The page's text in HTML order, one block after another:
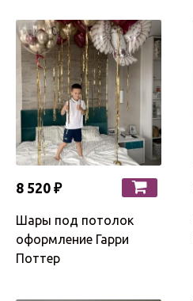
8 520 ₽
Шары под потолок
оформление Гарри
Поттер